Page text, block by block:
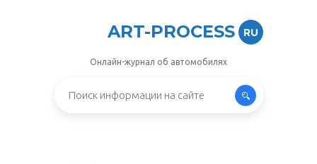
ART-PROCESS RU
Онлайн-журнал об автомобилях